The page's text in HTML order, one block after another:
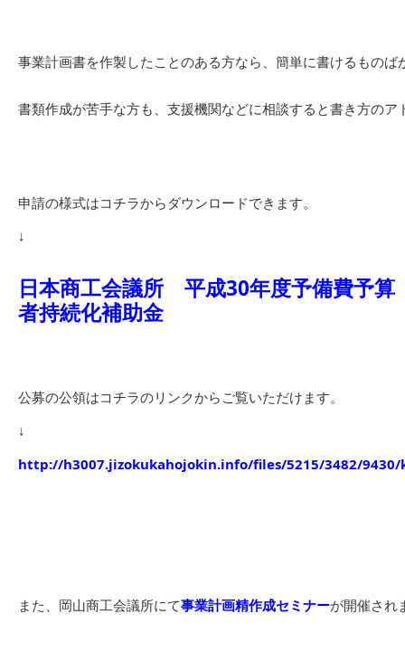
事業計画書を作製したことのある方なら、簡単に書けるものば
書類作成が苦手な方も、支援機関などに相談すると書き方のア
申請の様式はコチラからダウンロードできます。
↓
日本商工会議所 平成30年度予備費予
者持続化補助金
公募の公領はコチラのリンクからご覧いただけます。
↓
http://h3007.jizokukahojokin.info/files/5215/3482/9430/
また、岡山商工会議所にて事業計画精作成セミナーが開催され